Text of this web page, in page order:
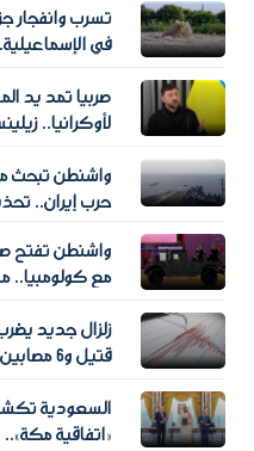
السفن التجارية
تسرب وانفجار
في
المياه
صربيا تمد يد
لأوكرانيا..
جديدة لدعم
الطبي
واشنطن تبحث
حرب إيران..
الجوي
واشنطن تفتح
مع كولومبيا..
إسبرييلا
زلزال جديد
قتيل و6
السعودية
«اتفاقية